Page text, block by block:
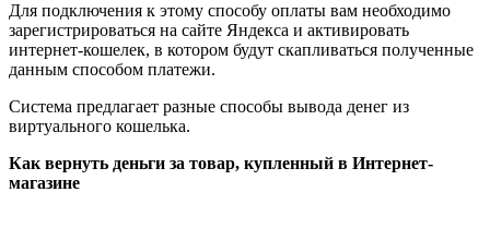
Для подключения к этому способу оплаты вам необходимо
зарегистрироваться на сайте Яндекса и активировать
интернет-кошелек, в котором будут скапливаться полученные
данным способом платежи.
Система предлагает разные способы вывода денег из
виртуального кошелька.
Как вернуть деньги за товар, купленный в Интернет-
магазине